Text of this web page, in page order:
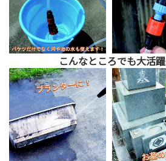
こんなところでも大活躍